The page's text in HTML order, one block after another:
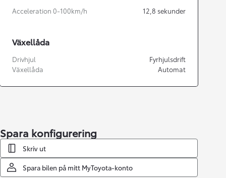
Acceleration 0-100km/h 12,8 sekunder
Växellåda
Drivhjul
Fyrhjulsdrift
Växellåda
Automat
Spara konfigurering
Skriv ut
Spara bilen på mitt MyToyota-konto